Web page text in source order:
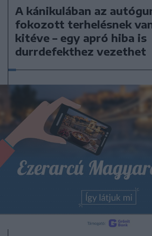
A kánikulában az
fokozott terhelésnek
kitéve – egy apró hiba is
durrdefekthez vezethet